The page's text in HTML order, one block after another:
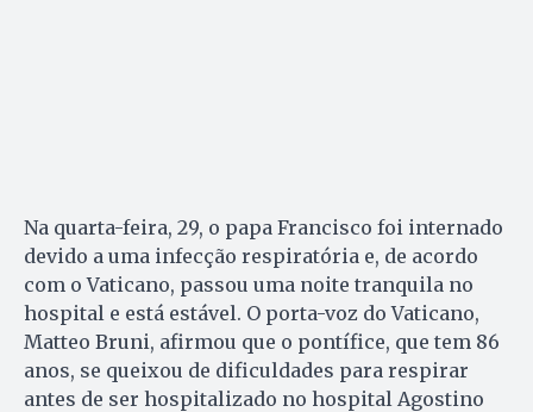
Na quarta-feira, 29, o papa Francisco foi internado
devido a uma infecção respiratória e, de acordo
com o Vaticano, passou uma noite tranquila no
hospital e está estável. O porta-voz do Vaticano,
Matteo Bruni, afirmou que o pontífice, que tem 86
anos, se queixou de dificuldades para respirar
antes de ser hospitalizado no hospital Agostino